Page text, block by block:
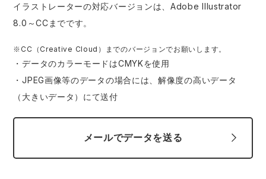
イラストレーターの対応バージョンは、Adobe Illustrator
8.0～CCまでです。
※CC（Creative Cloud）までのバージョンでお願いします。
・データのカラーモードはCMYKを使用
・JPEG画像等のデータの場合には、解像度の高いデータ
（大きいデータ）にて送付
メールでデータを送る